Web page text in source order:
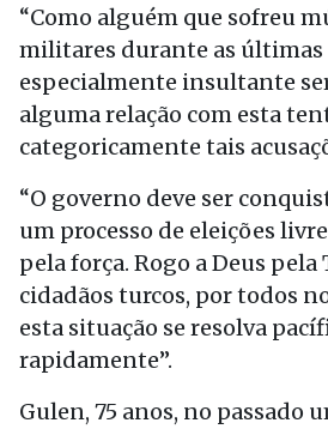
“Como alguém que sofreu
militares durante as últimas
especialmente insultante
alguma relação com esta
categoricamente tais
“O governo deve ser
um processo de eleições
pela força. Rogo a Deus
cidadãos turcos, por todos
esta situação se resolva
rapidamente”.
Gulen, 75 anos, no passado